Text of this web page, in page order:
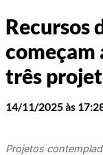
Recursos
começam
três
14/11/2025 às
Projetos